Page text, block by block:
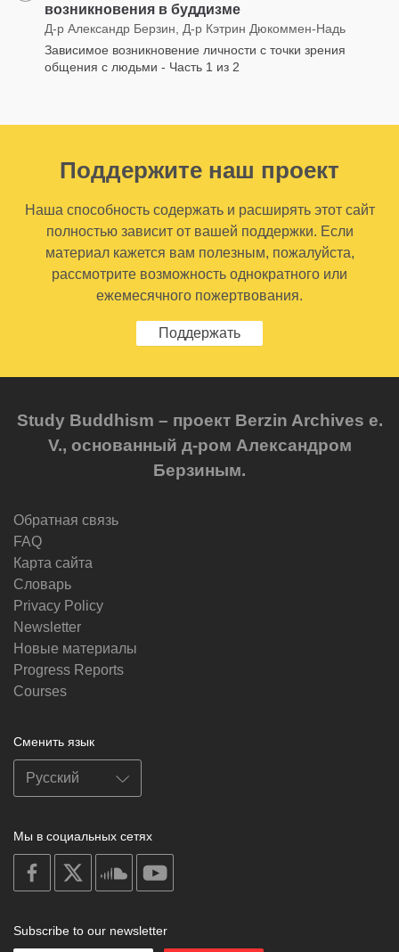
возникновения в буддизме
Д-р Александр Берзин, Д-р Кэтрин Дюкоммен-Надь
Зависимое возникновение личности с точки зрения
общения с людьми - Часть 1 из 2
Поддержите наш проект
Наша способность содержать и расширять этот сайт
полностью зависит от вашей поддержки. Если
материал кажется вам полезным, пожалуйста,
рассмотрите возможность однократного или
ежемесячного пожертвования.
Поддержать
Study Buddhism – проект Berzin Archives e.
V., основанный д-ром Александром
Берзиным.
Обратная связь
FAQ
Карта сайта
Словарь
Privacy Policy
Newsletter
Новые материалы
Progress Reports
Courses
Сменить язык
Мы в социальных сетях
on
facebook
soundcloud
Subscribe to our newsletter